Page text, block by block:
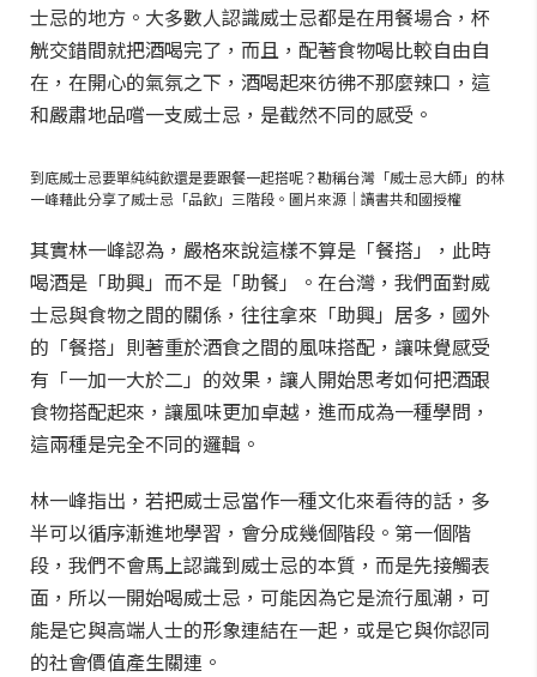
士忌的地方。大多數人認識威士忌都是在用餐場合，杯
觥交錯間就把酒喝完了，而且，配著食物喝比較自由自
在，在開心的氣氛之下，酒喝起來彷彿不那麼辣口，這
和嚴肅地品嚐一支威士忌，是截然不同的感受。
到底威士忌要單純純飲還是要跟餐一起搭呢？勘稱台灣「威士忌大師」的林
一峰藉此分享了威士忌「品飲」三階段。圖片來源｜讀書共和國授權
其實林一峰認為，嚴格來說這樣不算是「餐搭」，此時
喝酒是「助興」而不是「助餐」。在台灣，我們面對威
士忌與食物之間的關係，往往拿來「助興」居多，國外
的「餐搭」則著重於酒食之間的風味搭配，讓味覺感受
有「一加一大於二」的效果，讓人開始思考如何把酒跟
食物搭配起來，讓風味更加卓越，進而成為一種學問，
這兩種是完全不同的邏輯。
林一峰指出，若把威士忌當作一種文化來看待的話，多
半可以循序漸進地學習，會分成幾個階段。第一個階
段，我們不會馬上認識到威士忌的本質，而是先接觸表
面，所以一開始喝威士忌，可能因為它是流行風潮，可
能是它與高端人士的形象連結在一起，或是它與你認同
的社會價值產生關連。